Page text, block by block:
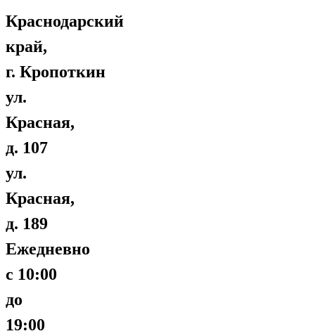
Краснодарский
край,
г. Кропоткин
ул.
Красная,
д. 107
ул.
Красная,
д. 189
Ежедневно
с 10:00
до
19:00